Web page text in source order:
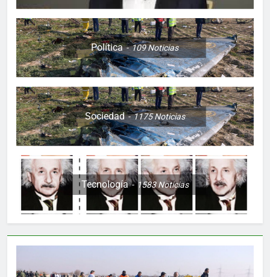
Política 109Noticias
Sociedad 1175Noticias
Tecnología 1583Noticias